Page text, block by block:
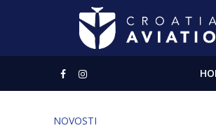
NOVOSTI